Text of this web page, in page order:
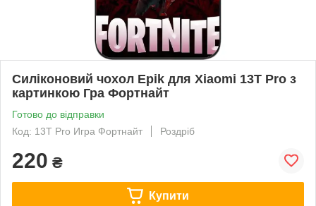
Силіконовий чохол Epik для Xiaomi 13T Pro з
картинкою Гра Фортнайт
Готово до відправки
Код: 13T Pro Игра Фортнайт
Роздріб
220 ₴
Купити